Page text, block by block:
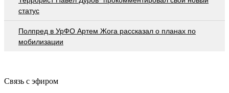
статус
Полпред в УрФО Артем Жога рассказал о планах по
мобилизации
Связь с эфиром